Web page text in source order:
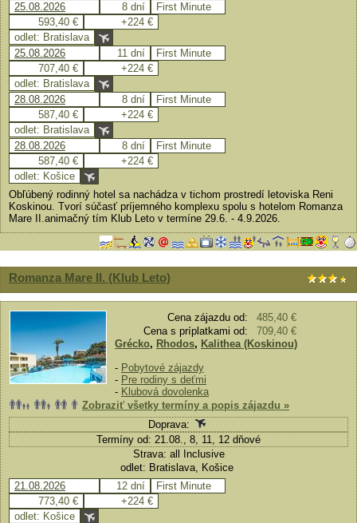
25.08.2026
8 dní
First Minute
593,40 €
+224 €
odlet: Bratislava
25.08.2026
11 dní
First Minute
707,40 €
+224 €
odlet: Bratislava
28.08.2026
8 dní
First Minute
587,40 €
+224 €
odlet: Bratislava
28.08.2026
8 dní
First Minute
587,40 €
+224 €
odlet: Košice
Obľúbený rodinný hotel sa nachádza v tichom prostredí letoviska Reni
Koskinou. Tvorí súčasť príjemného komplexu spolu s hotelom Romanza
Mare II.animačný tím Klub Leto v termíne 29.6. - 4.9.2026.
Romanza Mare II. (Klub Leto)
Cena zájazdu od:
485,40 €
Cena s príplatkami od:
709,40 €
Grécko, Rhodos, Kalithea (Koskinou)
- Pobytové zájazdy
- Pre rodiny s deťmi
- Klubová dovolenka
Zobraziť všetky termíny a popis zájazdu »
Doprava:
Termíny od: 21.08., 8, 11, 12 dňové
Strava: all Inclusive
odlet: Bratislava, Košice
21.08.2026
12 dní
First Minute
773,40 €
+224 €
odlet: Košice